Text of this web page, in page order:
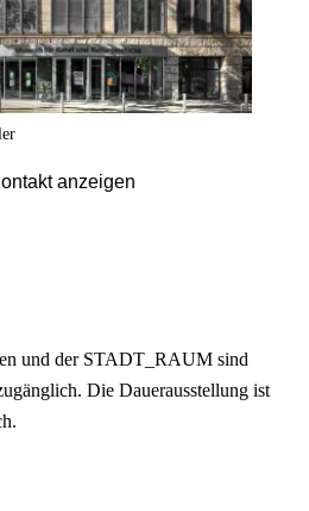
anzeigen
und der STADT_RAUM sind
Die Dauerausstellung ist